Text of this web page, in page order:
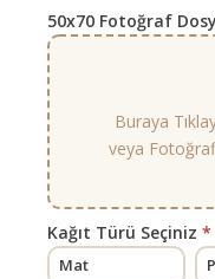
50x70 Fotoğraf
Buraya
veya
Kağıt Türü Seçiniz *
Mat